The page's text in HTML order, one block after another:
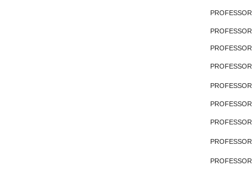
PROFESSOR
PROFESSOR
PROFESSOR
PROFESSOR
PROFESSOR
PROFESSOR
PROFESSOR
PROFESSOR
PROFESSOR